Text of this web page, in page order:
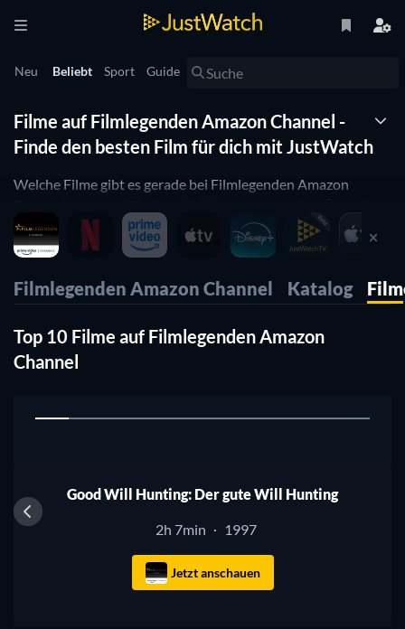
Neu Beliebt Sport Guide
Filme auf Filmlegenden Amazon Channel -
Finde den besten Film für dich mit JustWatch
Welche Filme gibt es gerade bei Filmlegenden Amazon
von JustWatch alle zum Streamen verfügbaren Filme auf
Filmlegenden Amazon Channel.
Filmlegenden Amazon Channel Katalog
Top 10 Filme auf Filmlegenden Amazon
Channel
1
Good Will Hunting: Der gute Will Hunting
2h 7min · 1997
Jetzt anschauen